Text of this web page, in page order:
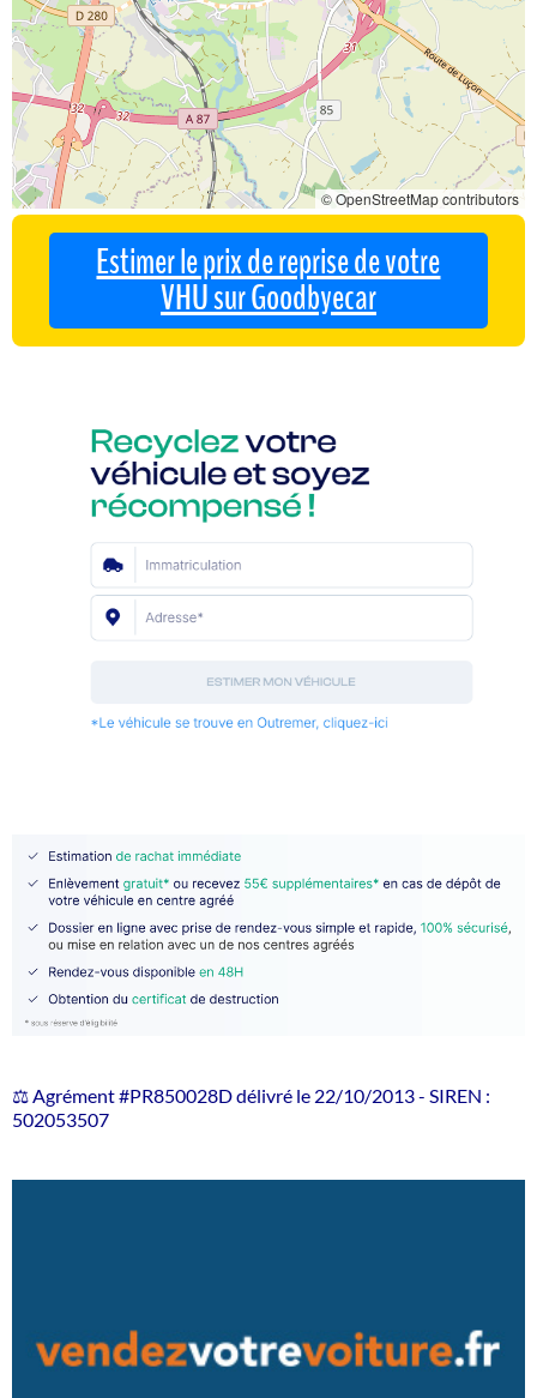
© OpenStreetMap contributors
Estimer le prix de reprise de votre
VHU sur Goodbyecar
⚖️ Agrément #PR850028D délivré le 22/10/2013 - SIREN :
502053507